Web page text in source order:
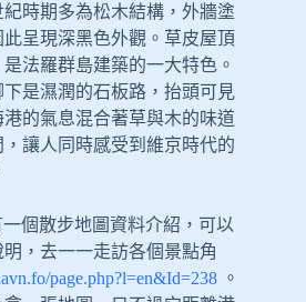
時期多為松木結構，外牆塗
此呈現深黑色外觀。草皮屋頂
法羅群島建築的一大特色。
是濕潤的石板路，抬頭可見
的氣息混合著草與木的味道
讓人同時感受到維京時代的
個散步地圖資料介紹，可以
，去一一走訪各個景點角
page.php?l=en&Id=238 。